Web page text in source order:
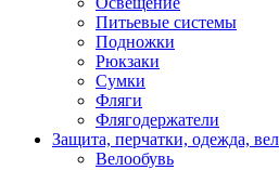
Питьевые системы
Подножки
Рюкзаки
Сумки
Фляги
Флягодержатели
Защита, перчатки, одежда,
Велообувь